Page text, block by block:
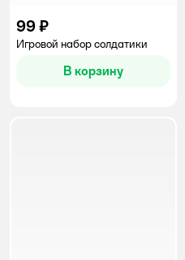
99 ₽
Игровой набор солдатики
В корзину